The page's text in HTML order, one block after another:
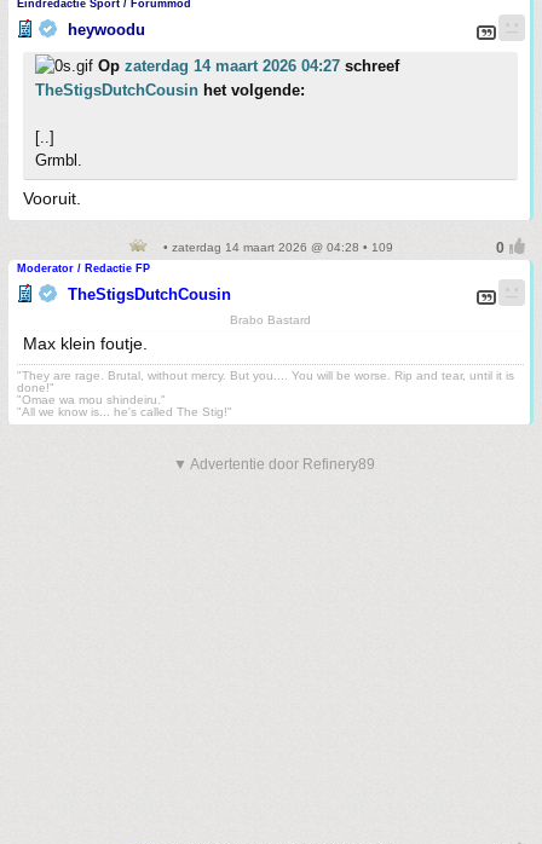
Eindredactie Sport / Forummod
heywoodu
Op zaterdag 14 maart 2026 04:27 schreef
TheStigsDutchCousin het volgende:
[..]
Grmbl.
Vooruit.
• zaterdag 14 maart 2026 @ 04:28 • 109
Moderator / Redactie FP
TheStigsDutchCousin
Brabo Bastard
Max klein foutje.
"They are rage. Brutal, without mercy. But you.... You will be worse. Rip and tear, until it is
done!"
"Omae wa mou shindeiru."
"All we know is... he's called The Stig!"
▼ Advertentie door Refinery89